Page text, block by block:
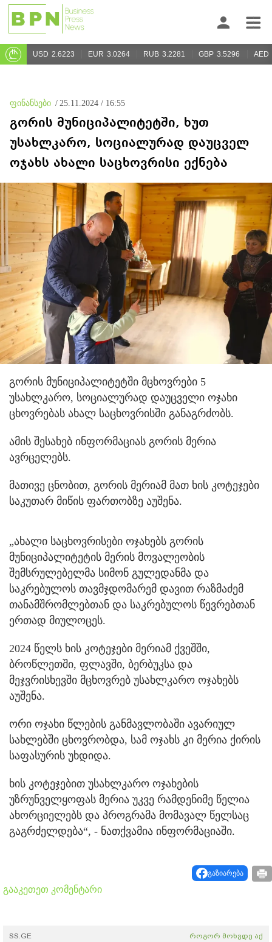
USD 2.6223 EUR 3.0264 RUB 3.2281 GBP 3.5296 AED
ფინანსები / 25.11.2024 / 16:55
გორის მუნიციპალიტეტში, ხუთ
უსახლკარო, სოციალურად დაუცველ
ოჯახს ახალი საცხოვრისი ექნება
გორის მუნიციპალიტეტში მცხოვრები 5
უსახლკარო, სოციალურად დაუცველი ოჯახი
ცხოვრებას ახალ საცხოვრისში განაგრძობს.
ამის შესახებ ინფორმაციას გორის მერია
ავრცელებს.
მათივე ცნობით, გორის მერიამ მათ ხის კოტეჯები
საკუთარ მიწის ფართობზე აუშენა.
„ახალი საცხოვრისები ოჯახებს გორის
მუნიციპალიტეტის მერის მოვალეობის
შემსრულებელმა სიმონ გულედანმა და
საკრებულოს თავმჯდომარემ დავით რაზმაძემ
თანამშრომლებთან და საკრებულოს წევრებთან
ერთად მიულოცეს.
2024 წელს ხის კოტეჯები მერიამ ქვეშში,
ბროწლეთში, ფლავში, ბერბუკსა და
მეჯვრისხევში მცხოვრებ უსახლკარო ოჯახებს
აუშენა.
ორი ოჯახი წლების განმავლობაში ავარიულ
სახლებში ცხოვრობდა, სამ ოჯახს კი მერია ქირის
საფასურის უხდიდა.
ხის კოტეჯებით უსახლკარო ოჯახების
უზრუნველყოფას მერია უკვე რამდენიმე წელია
ახორციელებს და პროგრამა მომავალ წელსაც
გაგრძელდება“, - ნათქვამია ინფორმაციაში.
გაზიარება
გააკეთეთ კომენტარი
SS.GE როგორ მოხვდე აქ